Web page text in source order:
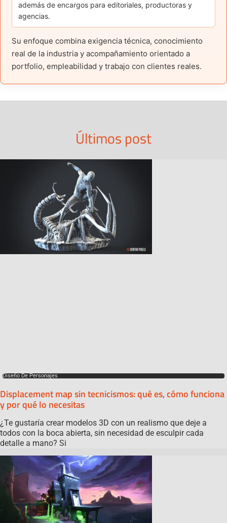
además de encargos para editoriales, productoras y
agencias.
Su enfoque combina exigencia técnica, conocimiento
real de la industria y acompañamiento orientado a
portfolio, empleabilidad y trabajo con clientes reales.
Últimos post
Diseño De Personajes
Displacement map sin tecnicismos: qué es, cómo funciona
y por qué lo necesitas
¿Te gustaría crear modelos 3D con un realismo que deje a
todos con la boca abierta, sin necesidad de esculpir cada
detalle a mano? Si